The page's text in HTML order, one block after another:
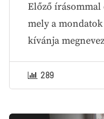
Előző írásommal
mely a
kívánja
289